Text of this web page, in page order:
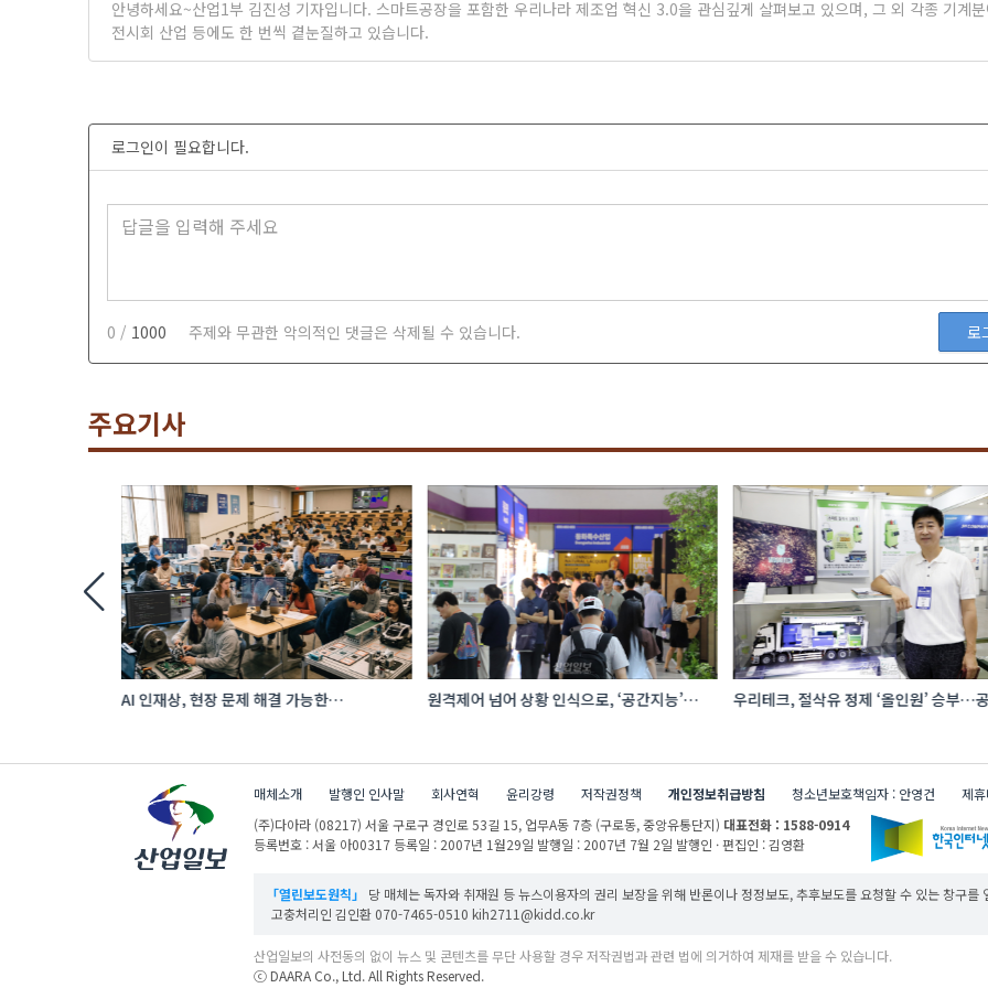
안녕하세요~산업1부 김진성 기자입니다. 스마트공장을 포함한 우리나라 제조업 혁신 3.0을 관심깊게 살펴보고 있으며, 그 외 각종 기계
전시회 산업 등에도 한 번씩 곁눈질하고 있습니다.
로그인이 필요합니다.
0 / 1000 주제와 무관한 악의적인 댓글은 삭제될 수 있습니다. 로
주요기사
AI 인재상, 현장 문제 해결 가능한
원격제어 넘어 상황 인식으로, ‘공간지능’
우리테크, 절삭유 정제 ‘올인원’ 승부…
매체소개 발행인 인사말 회사연혁 윤리강령 저작권정책 개인정보취급방침 청소년보호책임자 : 안영건 제
(주)다아라 (08217) 서울 구로구 경인로 53길 15,업무A동 7층 (구로동, 중앙유통단지) 대표전화 : 1588-0914
등록번호 : 서울 아00317 등록일 : 2007년 1월29일 발행일 : 2007년 7월 2일 발행인 · 편집인 : 김영환
「열린보도원칙」
당 매체는 독자와 취재원 등 뉴스이용자의 권리 보장을 위해 반론이나 정정보도, 추후보도를 요청할 수 있는 창구를
고충처리인 김인환 070-7465-0510 kih2711@kidd.co.kr
산업일보의 사전동의 없이 뉴스 및 콘텐츠를 무단 사용할 경우 저작권법과 관련 법에 의거하여 제재를 받을 수 있습니다.
ⓒ DAARA Co., Ltd. All Rights Reserved.